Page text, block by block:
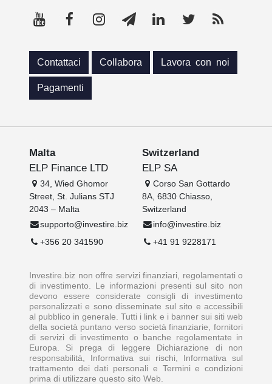
Contattaci Collabora Lavora con noi
Pagamenti
Malta
ELP Finance LTD
34, Wied Ghomor
Street, St. Julians STJ
2043 – Malta
supporto@investire.biz
+356 20 341590
Switzerland
ELP SA
Corso San Gottardo
8A, 6830 Chiasso,
Switzerland
info@investire.biz
+41 91 9228171
Investire.biz non offre servizi finanziari, regolamentati o
di investimento. Le informazioni presenti sul sito non
devono essere considerate consigli di investimento
personalizzati e sono disseminate sul sito e accessibili
al pubblico in generale. Tutti i link e i banner sui siti web
della società puntano verso società finanziarie, fornitori
di servizi di investimento o banche regolamentate in
Europa. Si prega di leggere Dichiarazione di non
responsabilità, Informativa sui rischi, Informativa sul
trattamento dei dati personali e Termini e condizioni
prima di utilizzare questo sito Web.